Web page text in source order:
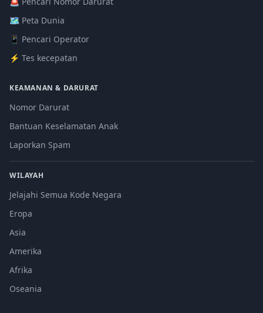
🗺️ Peta Dunia
📱 Pencari Operator
⚡ Tes kecepatan
KEAMANAN & DARURAT
Nomor Darurat
Bantuan Keselamatan Anak
Laporkan Spam
WILAYAH
Jelajahi Semua Kode Negara
Eropa
Asia
Amerika
Afrika
Oseania